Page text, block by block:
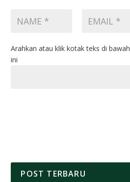
Arahkan atau klik kotak teks di bawah
ini
POST TERBARU